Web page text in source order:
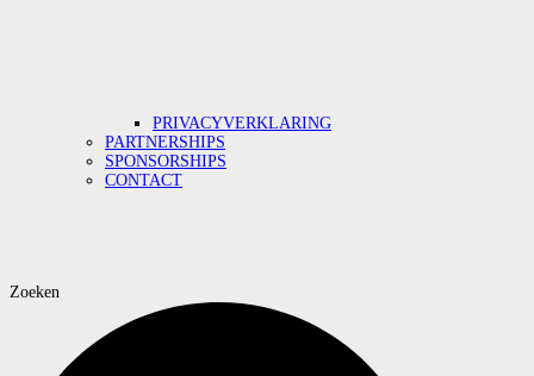
PRIVACYVERKLARING
PARTNERSHIPS
SPONSORSHIPS
CONTACT
Zoeken